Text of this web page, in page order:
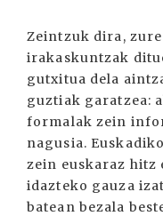
Zeintzuk dira,
irakaskuntzak
gutxitua dela
guztiak garatzea:
formalak zein
nagusia.
zein euskaraz
idazteko gauza
batean bezala